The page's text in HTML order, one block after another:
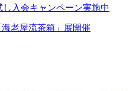
入会キャンペーン実施中
老屋流茶箱」展開催